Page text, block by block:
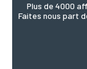
Plus de 4000
Faites nous part